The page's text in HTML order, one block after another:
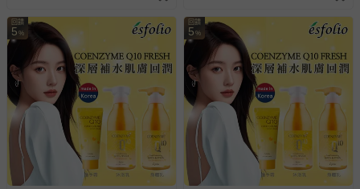
-接觸性孕哺產品（奶嘴、奶瓶、擠乳器、哺乳衣、托腹
帶束縛衣、餐搖椅等）。
-其他原廠盒裝商品封口處已貼上「不可拆封」，或具警
示字句等說明貼紙、封條者。
國際航空、客運、訂房等服務。
相關的退換貨辦理流程，可詳見： 退換貨 & 退款問題
其他常見問題：
回饋
5 %
回饋
5 %